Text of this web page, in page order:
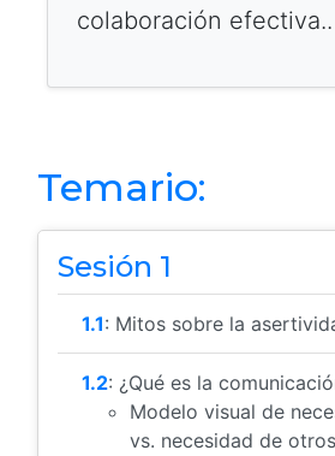
colaboración efectiva..
Temario:
Sesión 1
1.1: Mitos sobre la
1.2: ¿Qué es la
Modelo visual de
vs. necesidad de otros